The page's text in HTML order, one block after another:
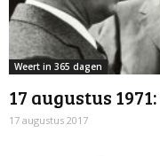
Weert in 365 dagen
17 augustus
17 augustus 2017